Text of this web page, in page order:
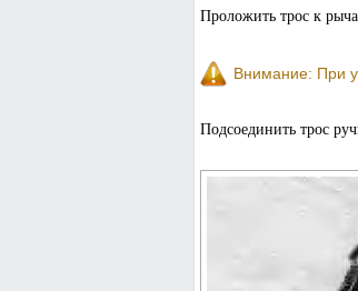
Проложить трос к
Внимание: При
Подсоединить трос